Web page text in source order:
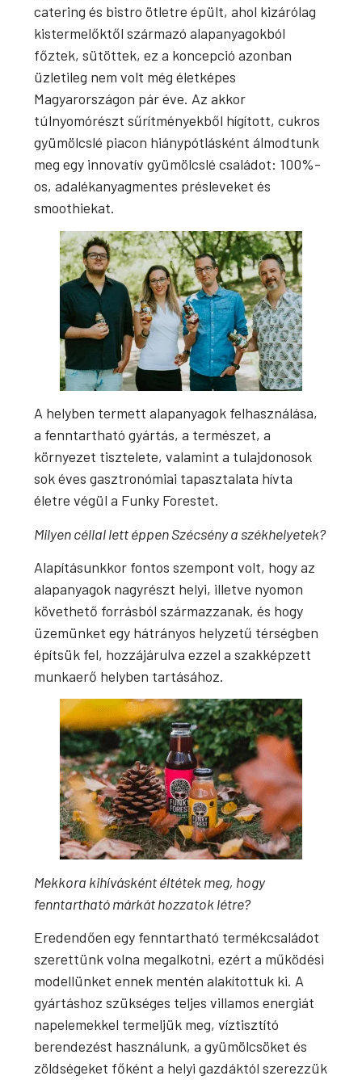
catering és bistro ötletre épült, ahol kizárólag
kistermelőktől származó alapanyagokból
főztek, sütöttek, ez a koncepció azonban
üzletileg nem volt még életképes
Magyarországon pár éve. Az akkor
túlnyomórészt sűrítményekből hígított, cukros
gyümölcslé piacon hiánypótlásként álmodtunk
meg egy innovatív gyümölcslé családot: 100%-
os, adalékanyagmentes présleveket és
smoothiekat.
A helyben termett alapanyagok felhasználása,
a fenntartható gyártás, a természet, a
környezet tisztelete, valamint a tulajdonosok
sok éves gasztronómiai tapasztalata hívta
életre végül a Funky Forestet.
Milyen céllal lett éppen Szécsény a székhelyetek?
Alapításunkkor fontos szempont volt, hogy az
alapanyagok nagyrészt helyi, illetve nyomon
követhető forrásból származzanak, és hogy
üzemünket egy hátrányos helyzetű térségben
építsük fel, hozzájárulva ezzel a szakképzett
munkaerő helyben tartásához.
Mekkora kihívásként éltétek meg, hogy
fenntartható márkát hozzatok létre?
Eredendően egy fenntartható termékcsaládot
szerettünk volna megalkotni, ezért a működési
modellünket ennek mentén alakítottuk ki. A
gyártáshoz szükséges teljes villamos energiát
napelemekkel termeljük meg, víztisztító
berendezést használunk, a gyümölcsöket és
zöldségeket főként a helyi gazdáktól szerezzük